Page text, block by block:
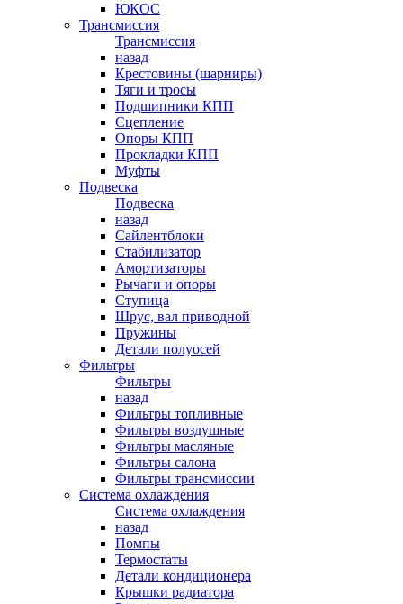
ЮКОС
Трансмиссия
Трансмиссия
назад
Крестовины (шарниры)
Тяги и тросы
Подшипники КПП
Сцепление
Опоры КПП
Прокладки КПП
Муфты
Подвеска
Подвеска
назад
Сайлентблоки
Стабилизатор
Амортизаторы
Рычаги и опоры
Ступица
Шрус, вал приводной
Пружины
Детали полуосей
Фильтры
Фильтры
назад
Фильтры топливные
Фильтры воздушные
Фильтры масляные
Фильтры салона
Фильтры трансмиссии
Система охлаждения
Система охлаждения
назад
Помпы
Термостаты
Детали кондиционера
Крышки радиатора